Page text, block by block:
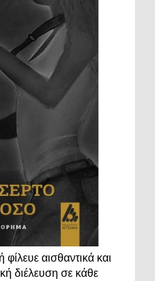
αισθαντικά και
διέλευση σε κάθε